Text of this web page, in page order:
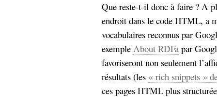
Que reste-t-il donc à faire ? A
endroit dans le code HTML, a
vocabulaires reconnus par
exemple About RDFa par
favoriseront non seulement
résultats (les « rich snippets »
ces pages HTML plus